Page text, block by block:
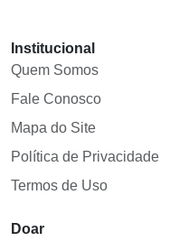
Institucional
Quem Somos
Fale Conosco
Mapa do Site
Política de Privacidade
Termos de Uso
Doar